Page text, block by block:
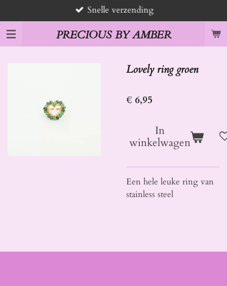
direct
naar
de
PRECIOUS BY AMBER
Snelle verzending
Lovely ring groen
€ 6,95
In
winkelwagen
Een hele leuke ring van
stainless steel